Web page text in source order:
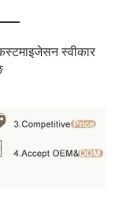
स्वीकार